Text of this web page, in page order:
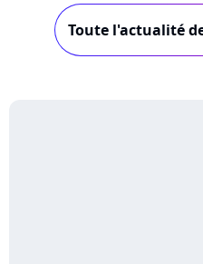
Toute l'actualité